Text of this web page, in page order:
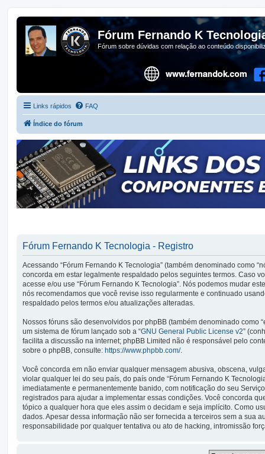
Fórum Fernando K
Fórum sobre dúvidas com relação ao conteúdo
Links rápidos FAQ
Índice do fórum
Fórum Fernando K Tecnologia - Registro
Acessando “Fórum Fernando K Tecnologia” (também denominado como
concorda em estar legalmente respaldado pelos seguintes termos. Caso
acesse e/ou use “Fórum Fernando K Tecnologia”. Nós podemos mudar
nós recomendamos que você revise isso regularmente e continuado
respaldado pelos termos e/ou atualizações alteradas.
Nossos fóruns são desenvolvidos por phpBB (também denominado como
um sistema de fórum lançado sob a “GNU General Public License v2”
facilita a discussão na internet; phpBB Limited não é responsável pelo
sobre o phpBB, consulte: https://www.phpbb.com/.
Você concorda em não enviar qualquer mensagem abusiva, obscena,
violar qualquer lei do seu país, do país onde “Fórum Fernando K
imediatamente e permanentemente banido, com notificação do seu
registrados para ajudar a implementar essas condições. Você concorda
tópico a qualquer hora que eles assim o decidam e seja implícito. Como
dados. Apesar dessa informação não ser fornecida a terceiros sem a sua
responsabilidade por qualquer tentativa ou ato de hacking, intromissão